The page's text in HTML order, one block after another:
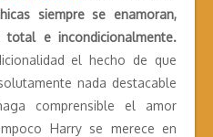
siempre se enamoran,
e incondicionalmente.
el hecho de que
nada destacable
comprensible el amor
Harry se merece en